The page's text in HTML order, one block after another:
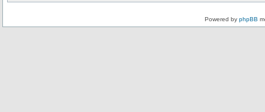
Powered by phpBB